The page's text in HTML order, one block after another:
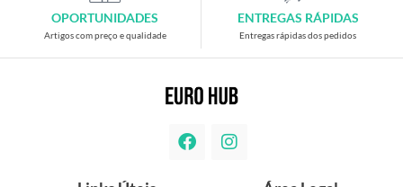
OPORTUNIDADES
Artigos com preço e qualidade
ENTREGAS RÁPIDAS
Entregas rápidas dos pedidos